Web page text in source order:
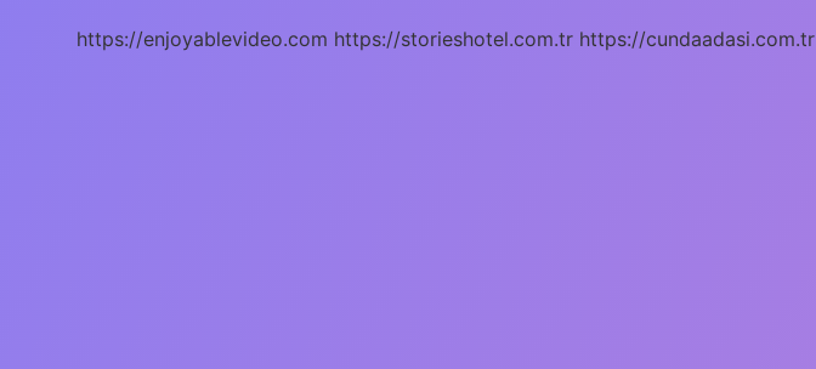
https://enjoyablevideo.com https://storieshotel.com.tr https://cundaadasi.com.tr